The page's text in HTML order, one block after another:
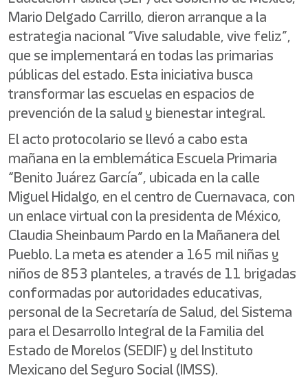
Mario Delgado Carrillo, dieron arranque a la
estrategia nacional “Vive saludable, vive feliz”,
que se implementará en todas las primarias
públicas del estado. Esta iniciativa busca
transformar las escuelas en espacios de
prevención de la salud y bienestar integral.
El acto protocolario se llevó a cabo esta
mañana en la emblemática Escuela Primaria
“Benito Juárez García”, ubicada en la calle
Miguel Hidalgo, en el centro de Cuernavaca, con
un enlace virtual con la presidenta de México,
Claudia Sheinbaum Pardo en la Mañanera del
Pueblo. La meta es atender a 165 mil niñas y
niños de 853 planteles, a través de 11 brigadas
conformadas por autoridades educativas,
personal de la Secretaría de Salud, del Sistema
para el Desarrollo Integral de la Familia del
Estado de Morelos (SEDIF) y del Instituto
Mexicano del Seguro Social (IMSS).